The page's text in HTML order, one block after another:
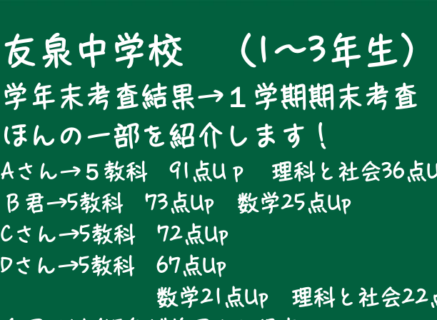
友泉中学校 （1～3年生）
学年末考査結果→１学期期末考査
​ほんの一部を紹介します！
Aさん→５教科 91点Uｐ 理科と社会36点
Ｂ君→5教科 73点Up 数学25点Up
Cさん→5教科 72点Up
​Dさん→5教科 67点Up
数学21点Up 理科と社会22点